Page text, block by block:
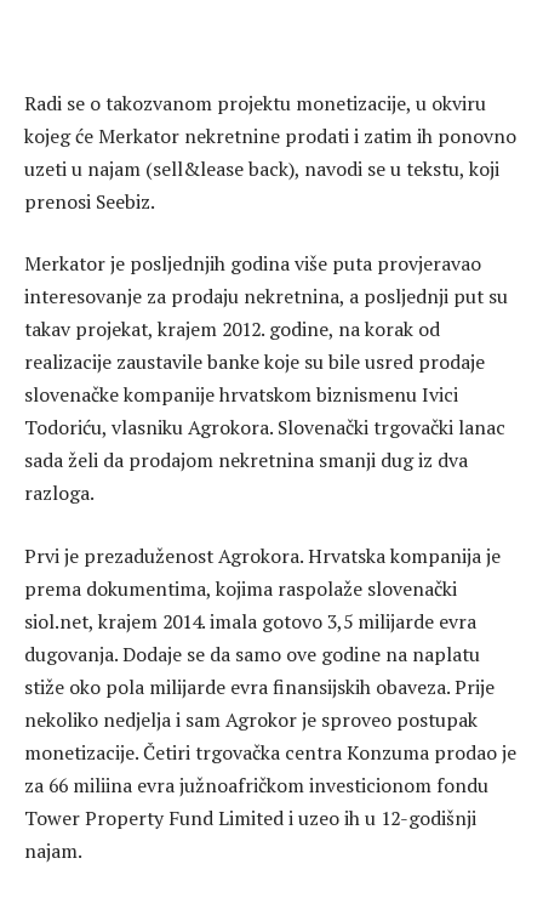
Radi se o takozvanom projektu monetizacije, u okviru
kojeg će Merkator nekretnine prodati i zatim ih ponovno
uzeti u najam (sell&lease back), navodi se u tekstu, koji
prenosi Seebiz.
Merkator je posljednjih godina više puta provjeravao
interesovanje za prodaju nekretnina, a posljednji put su
takav projekat, krajem 2012. godine, na korak od
realizacije zaustavile banke koje su bile usred prodaje
slovenačke kompanije hrvatskom biznismenu Ivici
Todoriću, vlasniku Agrokora. Slovenački trgovački lanac
sada želi da prodajom nekretnina smanji dug iz dva
razloga.
Prvi je prezaduženost Agrokora. Hrvatska kompanija je
prema dokumentima, kojima raspolaže slovenački
siol.net, krajem 2014. imala gotovo 3,5 milijarde evra
dugovanja. Dodaje se da samo ove godine na naplatu
stiže oko pola milijarde evra finansijskih obaveza. Prije
nekoliko nedjelja i sam Agrokor je sproveo postupak
monetizacije. Četiri trgovačka centra Konzuma prodao je
za 66 miliina evra južnoafričkom investicionom fondu
Tower Property Fund Limited i uzeo ih u 12-godišnji
najam.